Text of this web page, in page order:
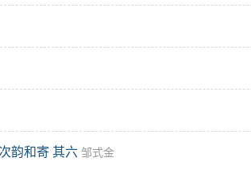
韵和寄 其六 邹式金